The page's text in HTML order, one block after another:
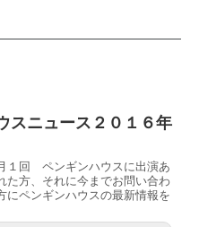
スニュース２０１６年
１回 ペンギンハウスに出演あ
た方、それに今までお問い合わ
にペンギンハウスの最新情報を